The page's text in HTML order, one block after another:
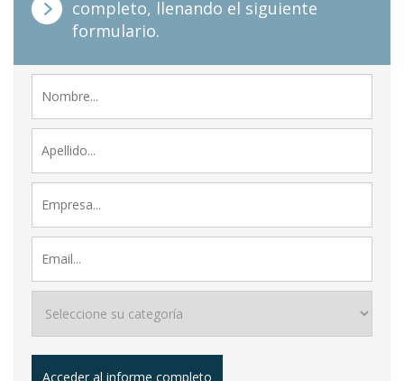
completo, llenando el siguiente
formulario.
Acceder al informe completo